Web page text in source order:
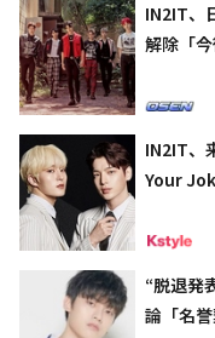
IN2IT、
解除「
IN2IT、
Your
“脱退発
論「名